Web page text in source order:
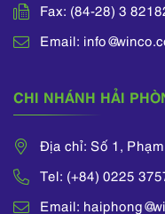
Fax: (84-28) 3
Email:
CHI NHÁNH HẢI
Địa chỉ: Số 1,
Tel: (+84) 0225
Email: